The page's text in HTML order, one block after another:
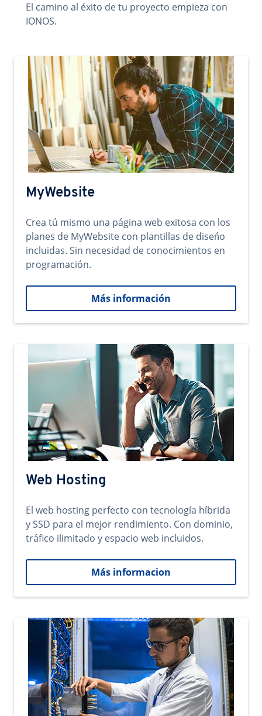
El camino al éxito de tu proyecto empieza con
IONOS.
MyWebsite
Crea tú mismo una página web exitosa con los
planes de MyWebsite con plantillas de diseńo
incluidas. Sin necesidad de conocimientos en
programación.
Más información
Web Hosting
El web hosting perfecto con tecnología híbrida
y SSD para el mejor rendimiento. Con dominio,
tráfico ilimitado y espacio web incluidos.
Más informacion